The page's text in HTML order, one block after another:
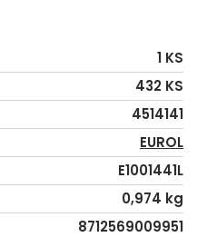
1 KS
432 KS
4514141
EUROL
E1001441L
0,974 kg
8712569009951